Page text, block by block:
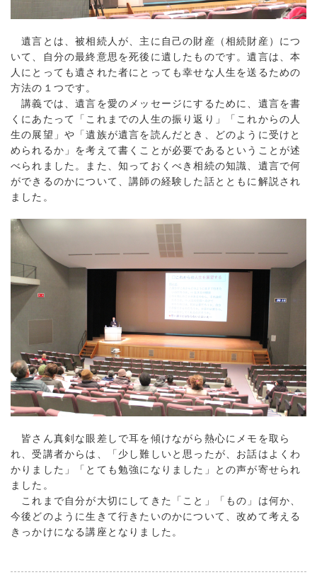
遺言とは、被相続人が、主に自己の財産（相続財産）につ
いて、自分の最終意思を死後に遺したものです。遺言は、本
人にとっても遺された者にとっても幸せな人生を送るための
方法の１つです。
講義では、遺言を愛のメッセージにするために、遺言を書
くにあたって「これまでの人生の振り返り」「これからの人
生の展望」や「遺族が遺言を読んだとき、どのように受けと
められるか」を考えて書くことが必要であるということが述
べられました。また、知っておくべき相続の知識、遺言で何
ができるのかについて、講師の経験した話とともに解説され
ました。
皆さん真剣な眼差しで耳を傾けながら熱心にメモを取ら
れ、受講者からは、「少し難しいと思ったが、お話はよくわ
かりました」「とても勉強になりました」との声が寄せられ
ました。
これまで自分が大切にしてきた「こと」「もの」は何か、
今後どのように生きて行きたいのかについて、改めて考える
きっかけになる講座となりました。